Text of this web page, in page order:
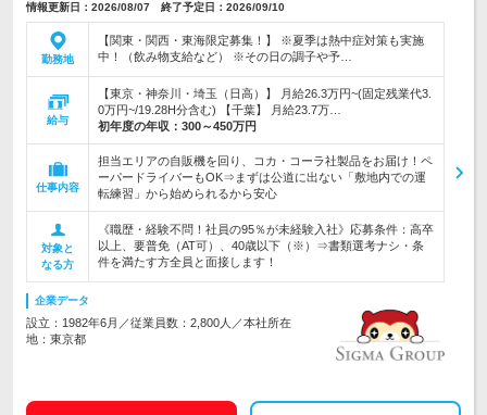
情報更新日：2026/08/07 終了予定日：2026/09/10
勤務地
【関東・関西・東海限定募集！】 ※夏季は熱中症対策も実施
中！（飲み物支給など） ※その日の調子や予…
給与
【東京・神奈川・埼玉（日高）】 月給26.3万円~(固定残業代3.
0万円~/19.28H分含む) 【千葉】 月給23.7万…
初年度の年収： 300～450万円
仕事内容
担当エリアの自販機を回り、コカ・コーラ社製品をお届け！ペ
ーパードライバーもOK⇒まずは公道に出ない「敷地内での運
転練習」から始められるから安心
対象と
なる方
《職歴・経験不問！社員の95％が未経験入社》応募条件：高卒
以上、要普免（AT可）、40歳以下（※）⇒書類選考ナシ・条
件を満たす方全員と面接します！
企業データ
設立：1982年6月／従業員数：2,800人／本社所在
地：東京都